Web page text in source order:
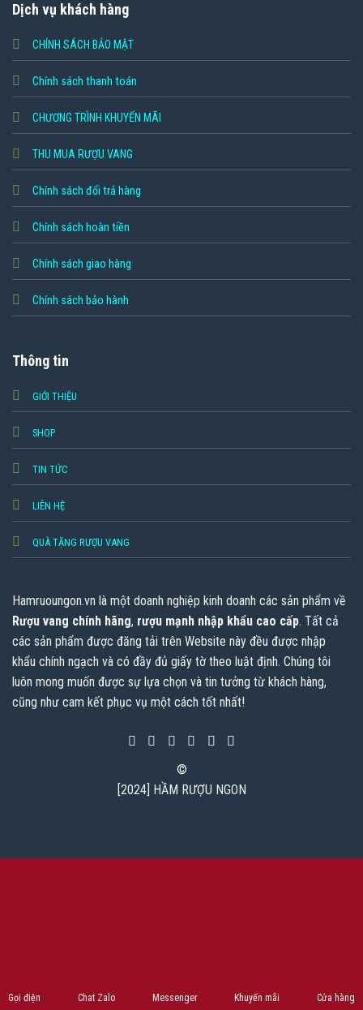
Dịch vụ khách hàng
CHÍNH SÁCH BẢO MẬT
Chính sách thanh toán
CHƯƠNG TRÌNH KHUYẾN MÃI
THU MUA RƯỢU VANG
Chính sách đổi trả hàng
Chính sách hoàn tiền
Chính sách giao hàng
Chính sách bảo hành
Thông tin
GIỚI THIỆU
SHOP
TIN TỨC
LIÊN HỆ
QUÀ TẶNG RƯỢU VANG
Hamruoungon.vn là một doanh nghiệp kinh doanh các sản phẩm về
Rượu vang chính hãng, rượu mạnh nhập khẩu cao cấp. Tất cả
các sản phẩm được đăng tải trên Website này đều được nhập
khẩu chính ngạch và có đầy đủ giấy tờ theo luật định. Chúng tôi
luôn mong muốn được sự lựa chọn và tin tưởng từ khách hàng,
cũng như cam kết phục vụ một cách tốt nhất!
©
[2024] HẦM RƯỢU NGON
đạt tới sự hoàn hảo
Gọi điện Chat Zalo Messenger Khuyến mãi Cửa hàng